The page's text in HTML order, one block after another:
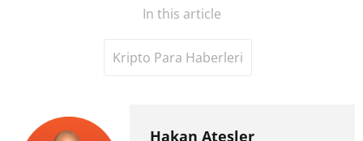
In this article
Kripto Para Haberleri
Hakan Ateşler